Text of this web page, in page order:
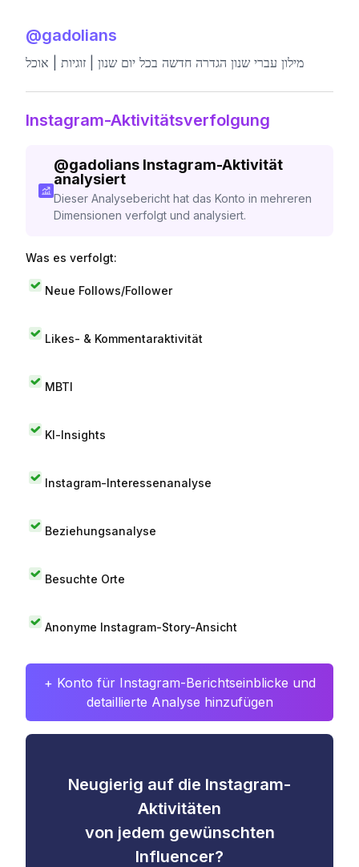
@gadolians
מילון עברי שנון הגדרה חדשה בכל יום שנון | זוגיות | אוכל
Instagram-Aktivitätsverfolgung
@gadolians Instagram-Aktivität
analysiert
Dieser Analysebericht hat das Konto in mehreren
Dimensionen verfolgt und analysiert.
Was es verfolgt:
Neue Follows/Follower
Likes- & Kommentaraktivität
MBTI
KI-Insights
Instagram-Interessenanalyse
Beziehungsanalyse
Besuchte Orte
Anonyme Instagram-Story-Ansicht
+ Konto für Instagram-Berichtseinblicke und
detaillierte Analyse hinzufügen
Neugierig auf die Instagram-
Aktivitäten
von jedem gewünschten
Influencer?